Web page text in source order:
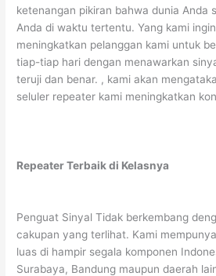
ketenangan pikiran bahwa dunia Anda
Anda di waktu tertentu. Yang kami
meningkatkan pelanggan kami untuk
tiap-tiap hari dengan menawarkan
teruji dan benar. , kami akan
seluler repeater kami meningkatkan
Repeater Terbaik di Kelasnya
Penguat Sinyal Tidak berkembang
cakupan yang terlihat. Kami
luas di hampir segala komponen
Surabaya, Bandung maupun daerah